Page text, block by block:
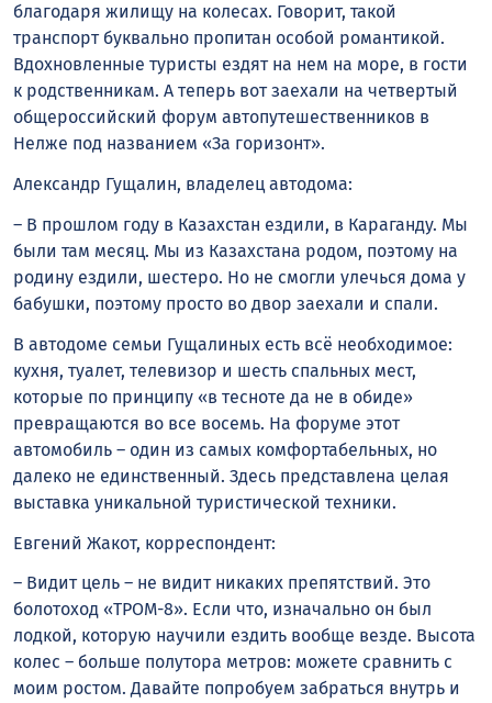
благодаря жилищу на колесах. Говорит, такой
транспорт буквально пропитан особой романтикой.
Вдохновленные туристы ездят на нем на море, в гости
к родственникам. А теперь вот заехали на четвертый
общероссийский форум автопутешественников в
Нелже под названием «За горизонт».
Александр Гущалин, владелец автодома:
– В прошлом году в Казахстан ездили, в Караганду. Мы
были там месяц. Мы из Казахстана родом, поэтому на
родину ездили, шестеро. Но не смогли улечься дома у
бабушки, поэтому просто во двор заехали и спали.
В автодоме семьи Гущалиных есть всё необходимое:
кухня, туалет, телевизор и шесть спальных мест,
которые по принципу «в тесноте да не в обиде»
превращаются во все восемь. На форуме этот
автомобиль – один из самых комфортабельных, но
далеко не единственный. Здесь представлена целая
выставка уникальной туристической техники.
Евгений Жакот, корреспондент:
– Видит цель – не видит никаких препятствий. Это
болотоход «ТРОМ-8». Если что, изначально он был
лодкой, которую научили ездить вообще везде. Высота
колес – больше полутора метров: можете сравнить с
моим ростом. Давайте попробуем забраться внутрь и